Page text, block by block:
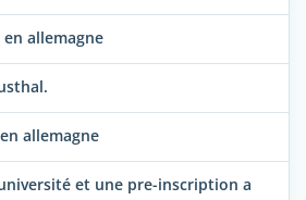
allemagne
allemagne
et une pre-inscription a